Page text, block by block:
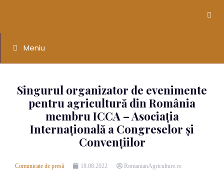
Meniu
Singurul organizator de evenimente
pentru agricultură din România
membru ICCA – Asociația
Internațională a Congreselor și
Convențiilor
Comunicate de presă 18.08.2022 RomanianAgriculture.ro